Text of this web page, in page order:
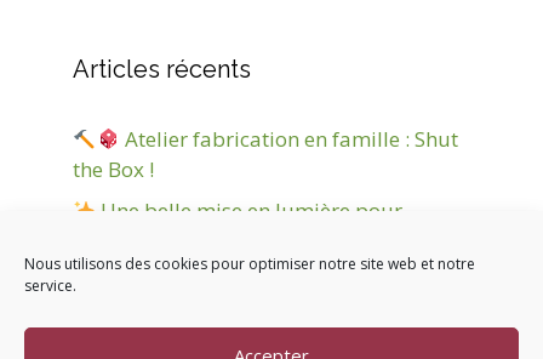
Nous utilisons des cookies pour optimiser notre site web et notre
service.
Articles récents
Atelier fabrication en famille : Shut
the Box !
Une belle mise en lumière pour
Marché de Noël
Nuit d’hiver et d’étoiles